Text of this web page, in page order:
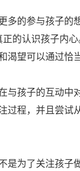
的参与孩子的
的认识孩子内
望可以通过恰
孩子的互动中
过程，并且尝试
为了关注孩子